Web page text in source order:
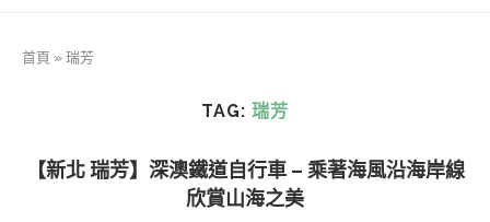
首頁 » 瑞芳
TAG: 瑞芳
【新北 瑞芳】深澳鐵道自行車 – 乘著海風沿海岸線
欣賞山海之美